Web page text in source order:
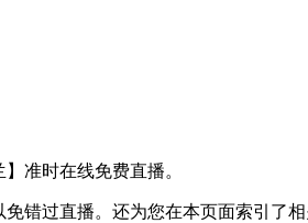
准时在线免费直播。
错过直播。还为您在本页面索引了